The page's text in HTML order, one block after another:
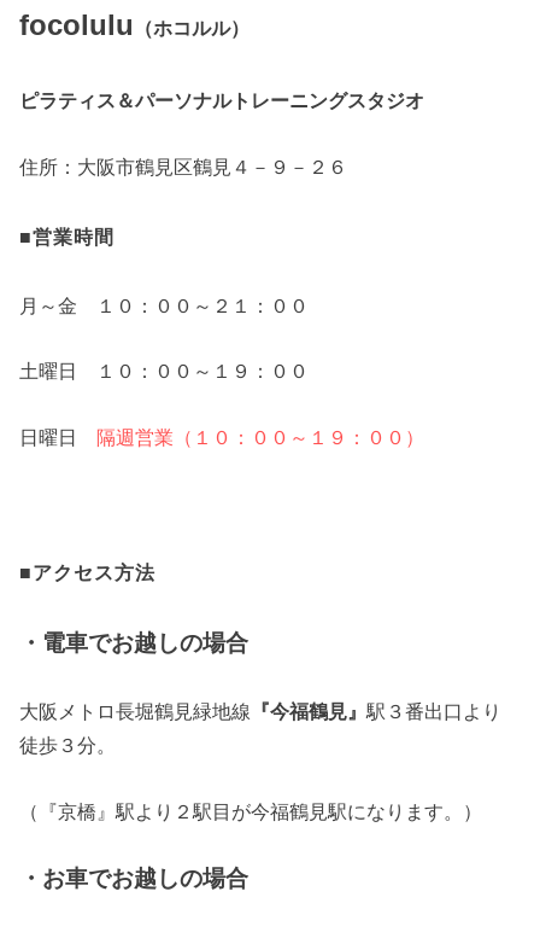
focolulu （ホコルル）
ピラティス＆パーソナルトレーニングスタジオ
住所：大阪市鶴見区鶴見４－９－２６
■営業時間
月～金 １０：００～２１：００
土曜日 １０：００～１９：００
日曜日 隔週営業（１０：００～１９：００）
■アクセス方法
・電車でお越しの場合
大阪メトロ長堀鶴見緑地線 『今福鶴見』駅３番出口より
徒歩３分。
（『京橋』駅より２駅目が今福鶴見駅になります。）
・お車でお越しの場合